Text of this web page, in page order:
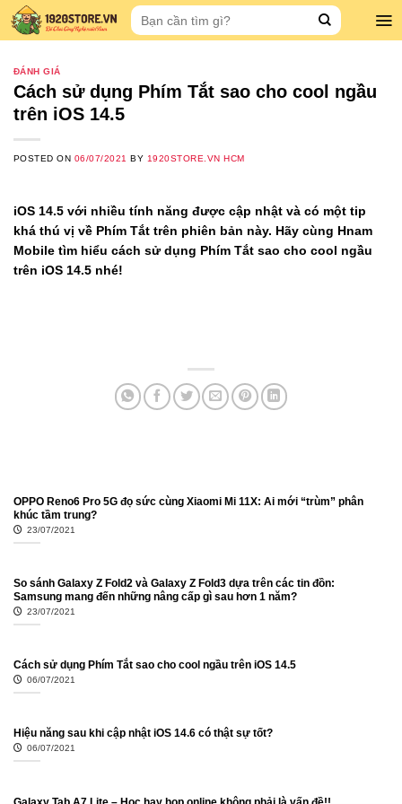
Skip
Search
for:
ĐÁNH GIÁ
Cách sử dụng Phím Tắt sao cho cool ngầu
trên iOS 14.5
POSTED ON 06/07/2021 BY 1920STORE.VN HCM
iOS 14.5 với nhiều tính năng được cập nhật và có một tip
khá thú vị về Phím Tắt trên phiên bản này. Hãy cùng Hnam
Mobile tìm hiểu cách sử dụng Phím Tắt sao cho cool ngầu
trên iOS 14.5 nhé!
OPPO Reno6 Pro 5G đọ sức cùng Xiaomi Mi 11X: Ai mới “trùm” phân
khúc tầm trung?
23/07/2021
So sánh Galaxy Z Fold2 và Galaxy Z Fold3 dựa trên các tin đồn:
Samsung mang đến những nâng cấp gì sau hơn 1 năm?
23/07/2021
Cách sử dụng Phím Tắt sao cho cool ngầu trên iOS 14.5
06/07/2021
Hiệu năng sau khi cập nhật iOS 14.6 có thật sự tốt?
06/07/2021